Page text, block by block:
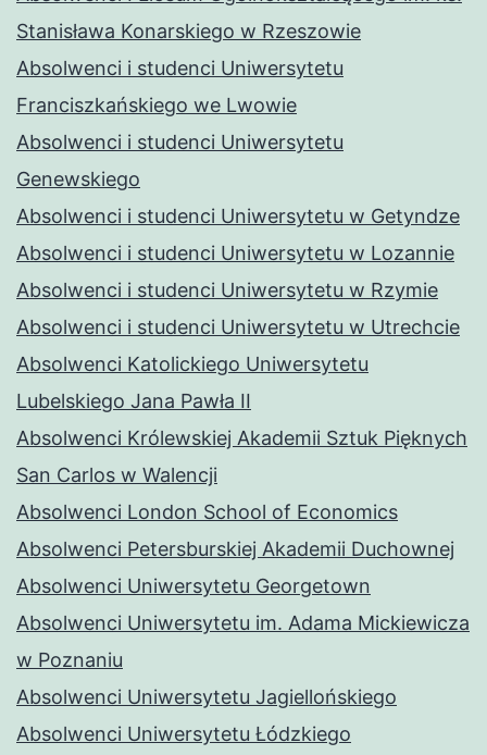
Stanisława Konarskiego w Rzeszowie
Absolwenci i studenci Uniwersytetu
Franciszkańskiego we Lwowie
Absolwenci i studenci Uniwersytetu
Genewskiego
Absolwenci i studenci Uniwersytetu w Getyndze
Absolwenci i studenci Uniwersytetu w Lozannie
Absolwenci i studenci Uniwersytetu w Rzymie
Absolwenci i studenci Uniwersytetu w Utrechcie
Absolwenci Katolickiego Uniwersytetu
Lubelskiego Jana Pawła II
Absolwenci Królewskiej Akademii Sztuk Pięknych
San Carlos w Walencji
Absolwenci London School of Economics
Absolwenci Petersburskiej Akademii Duchownej
Absolwenci Uniwersytetu Georgetown
Absolwenci Uniwersytetu im. Adama Mickiewicza
w Poznaniu
Absolwenci Uniwersytetu Jagiellońskiego
Absolwenci Uniwersytetu Łódzkiego